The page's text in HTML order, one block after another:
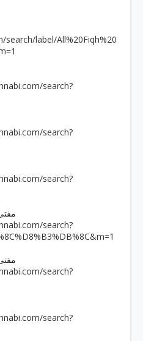
label/All%20Fiqh%20
search?
search?
search?
��
search?
��
search?
search?